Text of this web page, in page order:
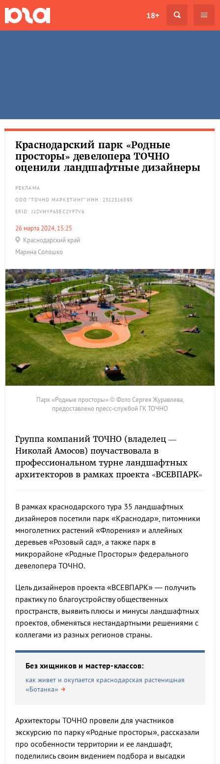
18+
Краснодарский парк «Родные
просторы» девелопера ТОЧНО
оценили ландшафтные дизайнеры
РЕКЛАМА
ООО "ТОЧНО МАРКЕТИНГ" ИНН: 2312316395
ERID: J1SVHYF65EC2YF7V6
26 марта 2024, 15:25
Краснодарский край
Марина Солошко
Парк «Родные просторы» © Фото Сергея Журавлева,
предоставлено пресс-службой ГК ТОЧНО
Группа компаний ТОЧНО (владелец —
Николай Амосов) поучаствовала в
профессиональном турне ландшафтных
архитекторов в рамках проекта «ВСЕВПАРК»
В рамках краснодарского тура 35 ландшафтных
дизайнеров посетили парк «Краснодар», питомники
многолетних растений «Флорения» и аллейных
деревьев «Розовый сад», а также парк в
микрорайоне «Родные Просторы» федерального
девелопера ТОЧНО.
Цель дизайнеров проекта «ВСЕВПАРК» — получить
практику по благоустройству общественных
пространств, выявить плюсы и минусы ландшафтных
проектов, обменяться нестандартными решениями с
коллегами из разных регионов страны.
Без хищников и мастер-классов:
как живет и окупается краснодарская растенишная
«Ботанка»
Архитекторы ТОЧНО провели для участников
экскурсию по парку «Родные просторы», рассказали
про особенности территории и ее ландшафт,
поделились своим видением подбора и высадки